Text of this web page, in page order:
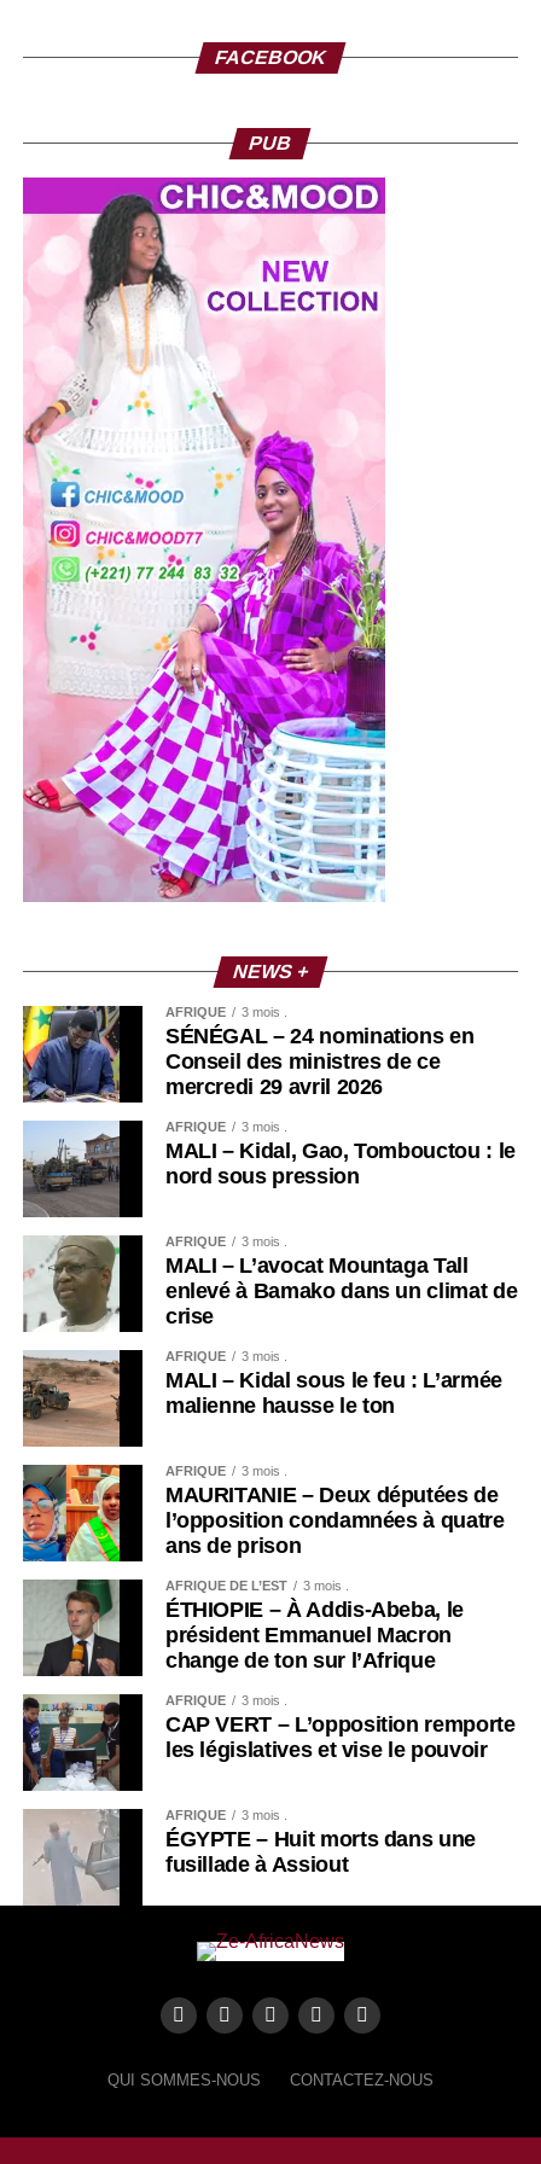
FACEBOOK
PUB
NEWS +
AFRIQUE 3 mois .
SÉNÉGAL – 24 nominations en
Conseil des ministres de ce
mercredi 29 avril 2026
AFRIQUE 3 mois .
MALI – Kidal, Gao, Tombouctou : le
nord sous pression
AFRIQUE 3 mois .
MALI – L’avocat Mountaga Tall
enlevé à Bamako dans un climat de
crise
AFRIQUE 3 mois .
MALI – Kidal sous le feu : L’armée
malienne hausse le ton
AFRIQUE 3 mois .
MAURITANIE – Deux députées de
l’opposition condamnées à quatre
ans de prison
AFRIQUE DE L’EST 3 mois .
ÉTHIOPIE – À Addis-Abeba, le
président Emmanuel Macron
change de ton sur l’Afrique
AFRIQUE 3 mois .
CAP VERT – L’opposition remporte
les législatives et vise le pouvoir
AFRIQUE 3 mois .
ÉGYPTE – Huit morts dans une
fusillade à Assiout
QUI SOMMES-NOUS CONTACTEZ-NOUS